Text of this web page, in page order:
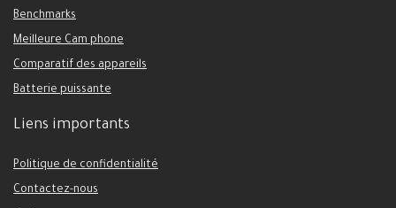
Benchmarks
Meilleure Cam phone
Comparatif des appareils
Batterie puissante
Liens importants
Politique de confidentialité
Contactez-nous